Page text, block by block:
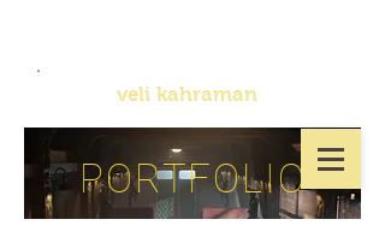
veli kahraman
PORTFOLIO